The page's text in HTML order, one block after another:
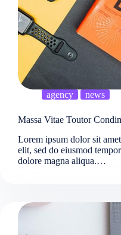
agency news
Massa Vitae Toutor
Lorem ipsum dolor sit
elit, sed do eiusmod
dolore magna aliqua.…